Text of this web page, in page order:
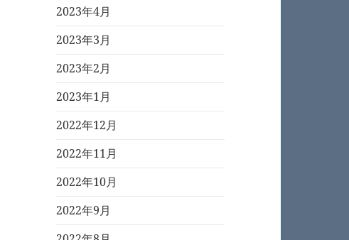
2023年4月
2023年3月
2023年2月
2023年1月
2022年12月
2022年11月
2022年10月
2022年9月